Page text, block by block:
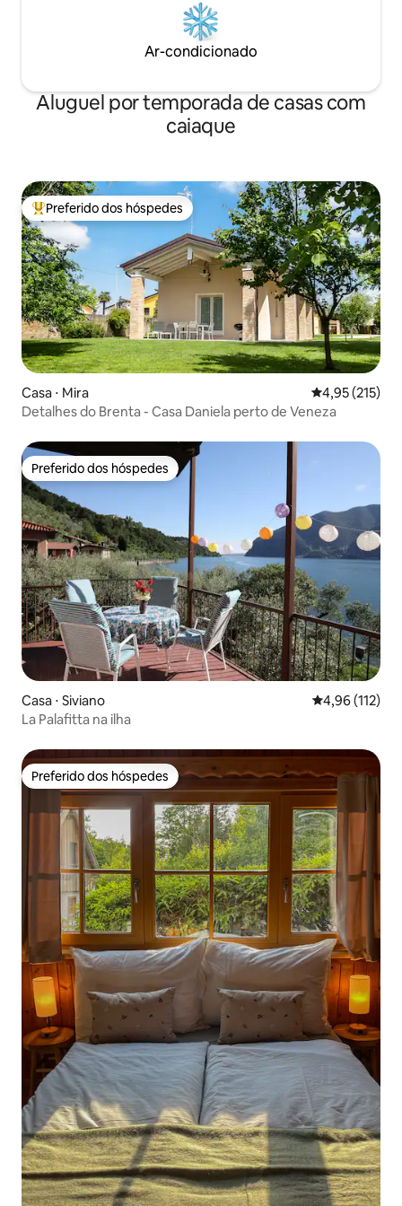
Ar-condicionado
Aluguel por temporada de casas com
caiaque
Entre os melhores preferidos dos hóspedes
Preferido dos hóspedes
Casa ⋅ Mira 4,95 de uma
4,95 (215)
Detalhes do Brenta - Casa Daniela perto de Veneza
Preferido dos hóspedes
Preferido dos hóspedes
Casa ⋅ Siviano 4,96 de uma
4,96 (112)
La Palafitta na ilha
Preferido dos hóspedes
Preferido dos hóspedes